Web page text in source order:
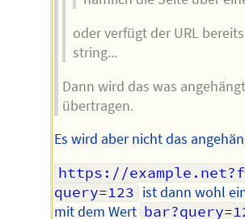
oder verfügt der URL
string...
Dann wird das was
übertragen.
Es wird aber nicht das
https://
query=123 ist dann wohl
mit dem Wert